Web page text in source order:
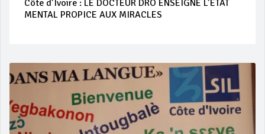
Côte d’Ivoire : LE DOCTEUR DRO ENSEIGNE L’ÉTAT
MENTAL PROPICE AUX MIRACLES